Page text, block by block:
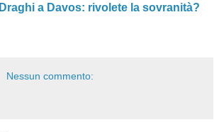
Draghi a Davos: rivolete la sovranità?
Nessun commento: